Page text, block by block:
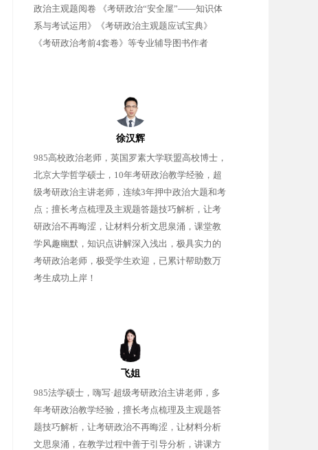
政治主观题阅卷 《考研政治“安全屋”——知识体
系与考试运用》《考研政治主观题应试宝典》
《考研政治考前4套卷》等专业辅导图书作者
徐汉辉
985高校政治老师，英国罗素大学联盟高校博士，
北京大学哲学硕士，10年考研政治教学经验，超
级考研政治主讲老师，连续3年押中政治大题和考
点；擅长考点梳理及主观题答题技巧解析，让考
研政治不再晦涩，让材料分析文思泉涌，课堂教
学风趣幽默，知识点讲解深入浅出，极具实力的
考研政治老师，极受学生欢迎，已累计帮助数万
考生成功上岸！
飞姐
985法学硕士，嗨写·超级考研政治主讲老师，多
年考研政治教学经验，擅长考点梳理及主观题答
题技巧解析，让考研政治不再晦涩，让材料分析
文思泉涌，在教学过程中善于引导分析，讲课方